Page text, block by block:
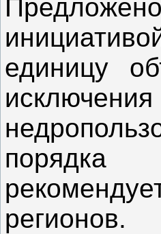
единицу
порядка
регионов.